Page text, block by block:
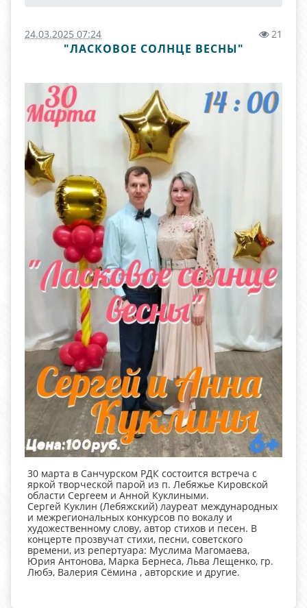
24.03.2025 07:24 21
"ЛАСКОВОЕ СОЛНЦЕ ВЕСНЫ"
30 марта в Санчурском РДК состоится встреча с
яркой творческой парой из п. Лебяжье Кировской
области Сергеем и Анной Куклиными.
Сергей Куклин (Лебяжский) лауреат международных
и межрегиональных конкурсов по вокалу и
художественному слову, автор стихов и песен. В
концерте прозвучат стихи, песни, советского
времени, из репертуара: Муслима Магомаева,
Юрия Антонова, Марка Бернеса, Льва Лещенко, гр.
Любэ, Валерия Сёмина , авторские и другие.